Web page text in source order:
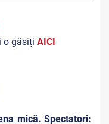
o găsiți AICI
mică. Spectatori: